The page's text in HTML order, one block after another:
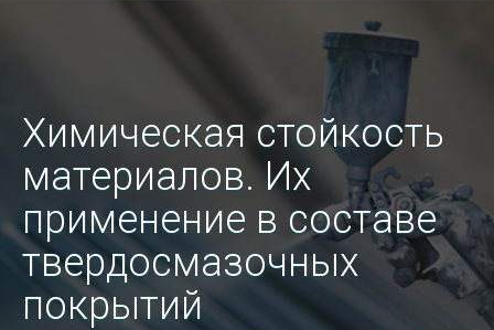
Химическая стойкость
материалов. Их
применение в составе
твердосмазочных
покрытий